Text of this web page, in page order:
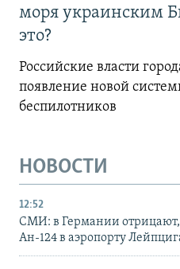
моря украинским
это?
Российские власти
появление новой
беспилотников
НОВОСТИ
12:52
СМИ: в Германии отрицают,
Ан-124 в аэропорту